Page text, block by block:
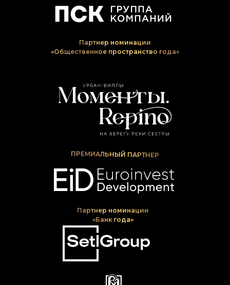
Партнер номинации
«Общественное пространство года»
ПРЕМИАЛЬНЫЙ ПАРТНЕР
Партнер номинации
«Банк года»